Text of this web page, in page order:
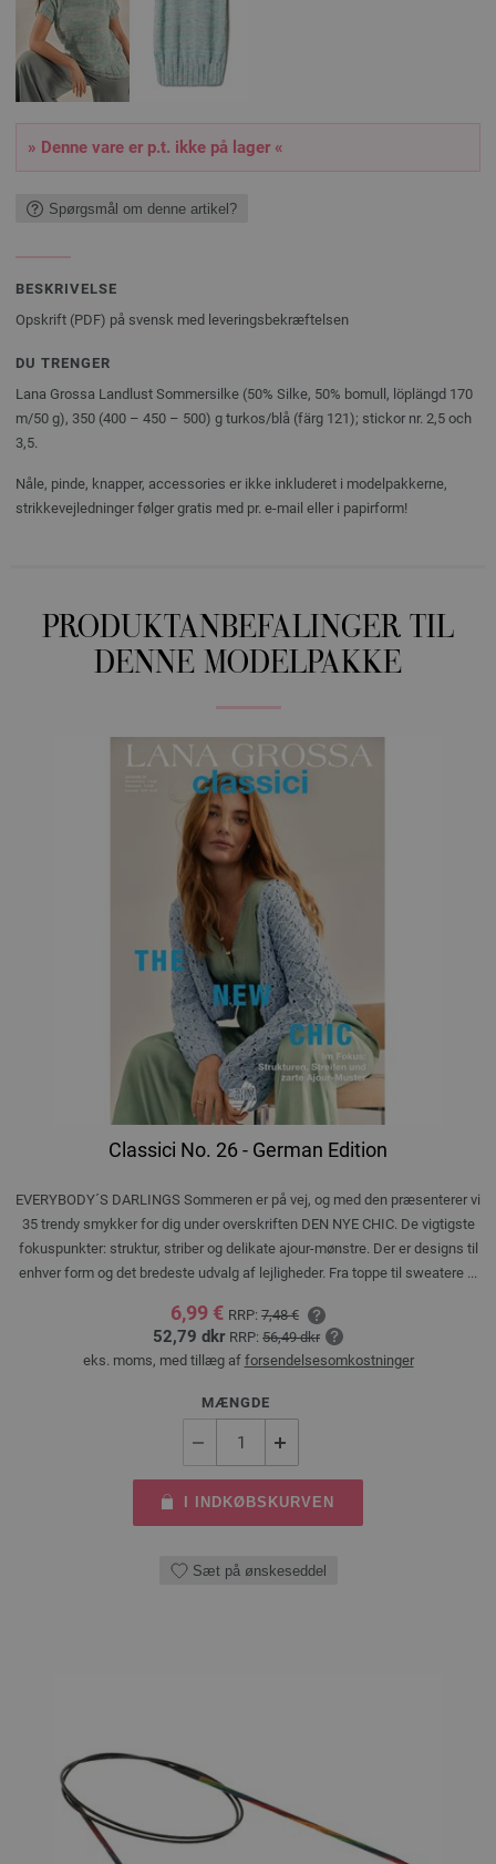
» Denne vare er p.t. ikke på lager «
Spørgsmål om denne artikel?
BESKRIVELSE
Opskrift (PDF) på svensk med leveringsbekræftelsen
DU TRENGER
Lana Grossa Landlust Sommersilke (50% Silke, 50% bomull, löplängd 170
m/50 g), 350 (400 – 450 – 500) g turkos/blå (färg 121); stickor nr. 2,5 och
3,5.
Nåle, pinde, knapper, accessories er ikke inkluderet i modelpakkerne,
strikkevejledninger følger gratis med pr. e-mail eller i papirform!
PRODUKTANBEFALINGER TIL
DENNE MODELPAKKE
Classici No. 26 - German Edition
EVERYBODY´S DARLINGS Sommeren er på vej, og med den præsenterer vi
35 trendy smykker for dig under overskriften DEN NYE CHIC. De vigtigste
fokuspunkter: struktur, striber og delikate ajour-mønstre. Der er designs til
enhver form og det bredeste udvalg af lejligheder. Fra toppe til sweatere ...
6,99 € RRP: 7,48 €
52,79 dkr RRP: 56,49 dkr
eks. moms, med tillæg af forsendelsesomkostninger
MÆNGDE
I INDKØBSKURVEN
Sæt på ønskeseddel